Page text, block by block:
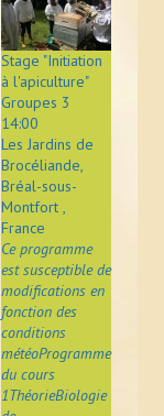
Stage "Initiation
à l'apiculture"
Groupes 3
14:00
Les Jardins de
Brocéliande,
Bréal-sous-
Montfort ,
France
Ce programme
est susceptible de
modifications en
fonction des
conditions
météoProgramme
du cours
1ThéorieBiologie